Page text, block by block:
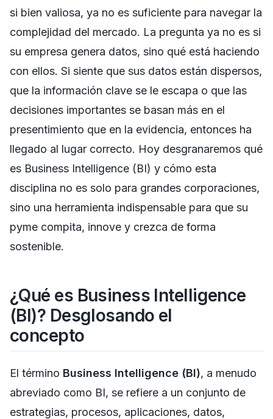
si bien valiosa, ya no es suficiente para navegar la
complejidad del mercado. La pregunta ya no es si
su empresa genera datos, sino qué está haciendo
con ellos. Si siente que sus datos están dispersos,
que la información clave se le escapa o que las
decisiones importantes se basan más en el
presentimiento que en la evidencia, entonces ha
llegado al lugar correcto. Hoy desgranaremos qué
es Business Intelligence (BI) y cómo esta
disciplina no es solo para grandes corporaciones,
sino una herramienta indispensable para que su
pyme compita, innove y crezca de forma
sostenible.
¿Qué es Business Intelligence
(BI)? Desglosando el
concepto
El término Business Intelligence (BI), a menudo
abreviado como BI, se refiere a un conjunto de
estrategias, procesos, aplicaciones, datos,